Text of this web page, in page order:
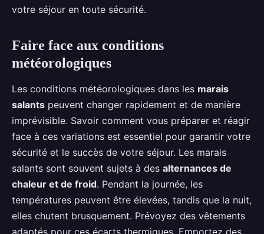
votre séjour en toute sécurité.
Faire face aux conditions
météorologiques
Les conditions météorologiques dans les marais
salants peuvent changer rapidement et de manière
imprévisible. Savoir comment vous préparer et réagir
face à ces variations est essentiel pour garantir votre
sécurité et le succès de votre séjour. Les marais
salants sont souvent sujets à des alternances de
chaleur et de froid. Pendant la journée, les
températures peuvent être élevées, tandis que la nuit,
elles chutent brusquement. Prévoyez des vêtements
adaptés pour ces écarts thermiques. Emportez des